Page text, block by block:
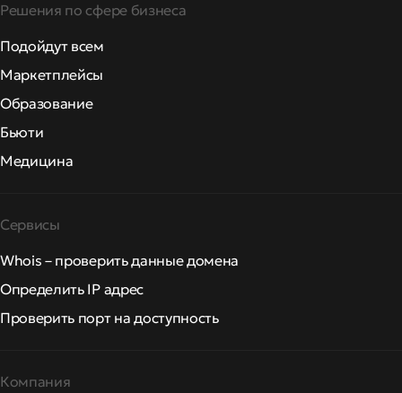
Решения по сфере бизнеса
Подойдут всем
Маркетплейсы
Образование
Бьюти
Медицина
Сервисы
Whois – проверить данные домена
Определить IP адрес
Проверить порт на доступность
Компания